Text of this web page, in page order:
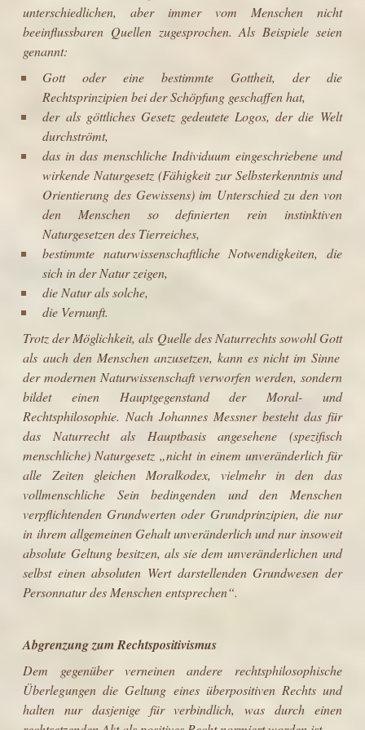
unterschiedlichen, aber immer vom Menschen nicht
beeinflussbaren Quellen zugesprochen. Als Beispiele seien
genannt:
Gottoder eine bestimmte Gottheit, der die
Rechtsprinzipien bei derSchöpfung geschaffen hat,
der als göttliches Gesetz gedeutete Logos, der die Welt
durchströmt,
das in das menschliche Individuum eingeschriebene und
wirkende Naturgesetz (Fähigkeit zur Selbsterkenntnis und
Orientierung des Gewissens) im Unterschied zu den von
den Menschen so definierten rein instinktiven
Naturgesetzendes Tierreiches,
bestimmte naturwissenschaftlicheNotwendigkeiten, die
sich in der Natur zeigen,
die Naturals solche,
die Vernunft.
Trotz der Möglichkeit, als Quelle des Naturrechts sowohlGott
als auch den Menschenanzusetzen, kann es nicht im Sinne
der modernen Naturwissenschaft verworfen werden, sondern
bildet einen Hauptgegenstand der Moral- und
Rechtsphilosophie. NachJohannes Messnerbesteht das für
das Naturrecht als Hauptbasis angesehene (spezifisch
menschliche) Naturgesetz „nicht in einem unveränderlich für
alle Zeiten gleichen Moralkodex, vielmehr in den das
vollmenschliche Sein bedingenden und den Menschen
verpflichtenden Grundwerten oder Grundprinzipien, die nur
in ihrem allgemeinen Gehalt unveränderlich und nur insoweit
absolute Geltung besitzen, als sie dem unveränderlichen und
selbst einen absoluten Wert darstellenden Grundwesen der
Personnatur des Menschen entsprechen“.
Abgrenzung zum Rechtspositivismus
Dem gegenüber verneinen andere rechtsphilosophische
Überlegungen die Geltung eines überpositiven Rechts und
halten nur dasjenige für verbindlich, was durch einen